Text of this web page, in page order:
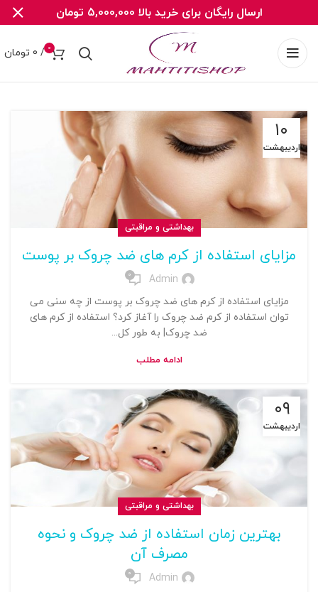
0
/
0 تومان
۱۰
اردیبهشت
بهداشتی و مراقبتی
مزایای استفاده از کرم های ضد چروک بر پوست
Admin
0
مزایای استفاده از کرم های ضد چروک بر پوست از چه سنی می
توان استفاده از کرم ضد چروک را آغاز کرد؟ استفاده از کرم های
ضد چروک| به طور کل...
ادامه مطلب
۰۹
اردیبهشت
بهداشتی و مراقبتی
بهترین زمان استفاده از ضد چروک و نحوه
مصرف آن
Admin
0
ارسال رایگان برای خرید بالا 5,000,000 تومان